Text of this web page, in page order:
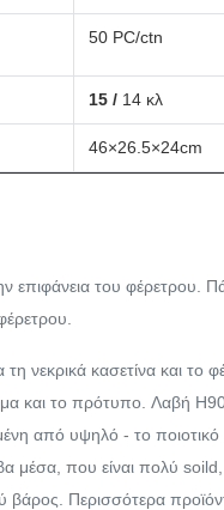
50 PC/ctn
15 / 14 κλ
46×26.5×24cm
επιφάνεια του φέρετρου.
τη νεκρικά κασετίνα και το
και το πρότυπο. Λαβή
από υψηλό - το ποιοτικό
μέσα, που είναι πολύ
Περισσότερα